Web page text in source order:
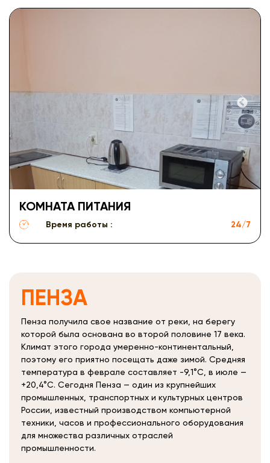
КОМНАТА ПИТАНИЯ
Время работы : 24/7
ПЕНЗА
Пенза получила свое название от реки, на берегу
которой была основана во второй половине 17 века.
Климат этого города умеренно-континентальный,
поэтому его приятно посещать даже зимой. Средняя
температура в феврале составляет -9,1°C, в июле —
+20,4°C. Сегодня Пенза — один из крупнейших
промышленных, транспортных и культурных центров
России, известный производством компьютерной
техники, часов и профессионального оборудования
для множества различных отраслей
промышленности.